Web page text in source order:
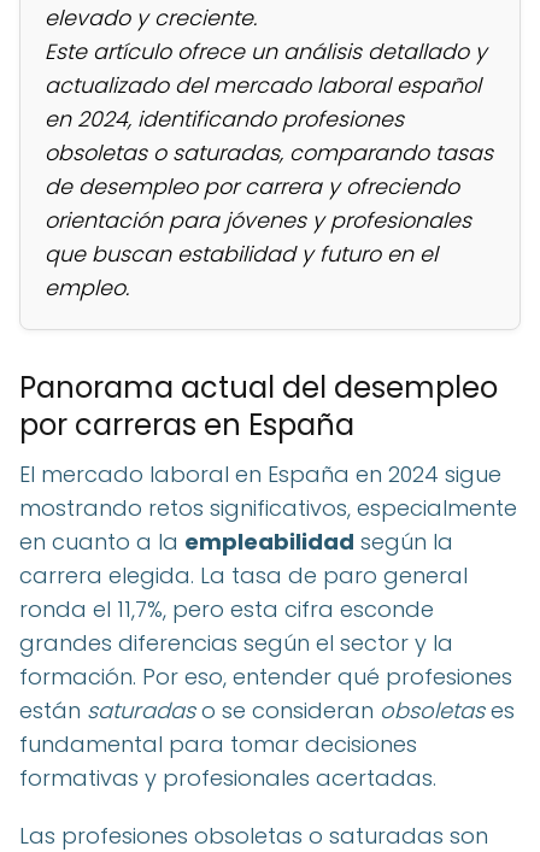
elevado y creciente.
Este artículo ofrece un análisis detallado y
actualizado del mercado laboral español
en 2024, identificando profesiones
obsoletas o saturadas, comparando tasas
de desempleo por carrera y ofreciendo
orientación para jóvenes y profesionales
que buscan estabilidad y futuro en el
empleo.
Panorama actual del desempleo
por carreras en España
El mercado laboral en España en 2024 sigue
mostrando retos significativos, especialmente
en cuanto a la empleabilidad según la
carrera elegida. La tasa de paro general
ronda el 11,7%, pero esta cifra esconde
grandes diferencias según el sector y la
formación. Por eso, entender qué profesiones
están saturadaso se consideran obsoletases
fundamental para tomar decisiones
formativas y profesionales acertadas.
Las profesiones obsoletas o saturadas son